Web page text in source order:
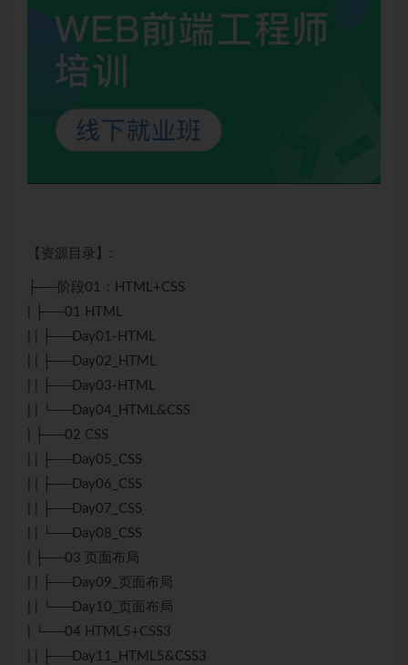
【资源目录】:
├──阶段01： HTML+CSS
| ├──01 HTML
| | ├──Day01- HTML
| | ├──Day02_HTML
| | ├──Day03-HTML
| | └──Day04_HTML&CSS
| ├──02 CSS
| | ├──Day05_CSS
| | ├──Day06_CSS
| | ├──Day07_CSS
| | └──Day08_CSS
| ├──03 页面布局
| | ├──Day09_页面布局
| | └──Day10_页面布局
| └──04 HTML5+CSS3
| | ├──Day11_HTML5&CSS3